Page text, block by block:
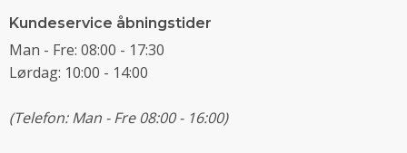
Kundeservice åbningstider
Man - Fre: 08:00 - 17:30
Lørdag: 10:00 - 14:00
(Telefon: Man - Fre 08:00 - 16:00)